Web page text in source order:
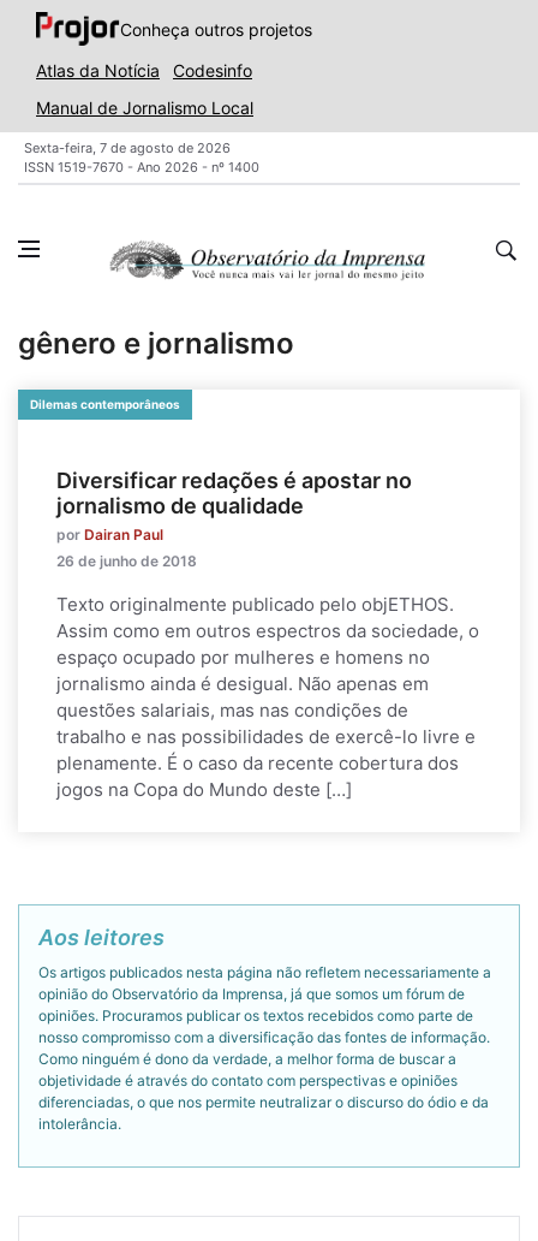
Conheça outros projetos
Atlas da Notícia
Codesinfo
Manual de Jornalismo Local
Sexta-feira, 7 de agosto de 2026
ISSN 1519-7670 - Ano 2026 - nº 1400
gênero e jornalismo
Dilemas contemporâneos
Diversificar redações é apostar no
jornalismo de qualidade
por Dairan Paul
26 de junho de 2018
Texto originalmente publicado pelo objETHOS.
Assim como em outros espectros da sociedade, o
espaço ocupado por mulheres e homens no
jornalismo ainda é desigual. Não apenas em
questões salariais, mas nas condições de
trabalho e nas possibilidades de exercê-lo livre e
plenamente. É o caso da recente cobertura dos
jogos na Copa do Mundo deste […]
Aos leitores
Os artigos publicados nesta página não refletem necessariamente a
opinião do Observatório da Imprensa, já que somos um fórum de
opiniões. Procuramos publicar os textos recebidos como parte de
nosso compromisso com a diversificação das fontes de informação.
Como ninguém é dono da verdade, a melhor forma de buscar a
objetividade é através do contato com perspectivas e opiniões
diferenciadas, o que nos permite neutralizar o discurso do ódio e da
intolerância.